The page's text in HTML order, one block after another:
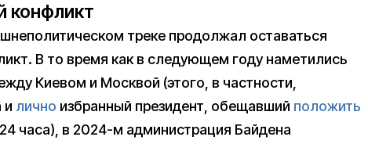
конфликт
треке продолжал оставаться
В то время как в следующем году наметились
Киевом и Москвой (этого, в частности,
и лично избранный президент, обещавший положить
часа), в 2024-м администрация Байдена